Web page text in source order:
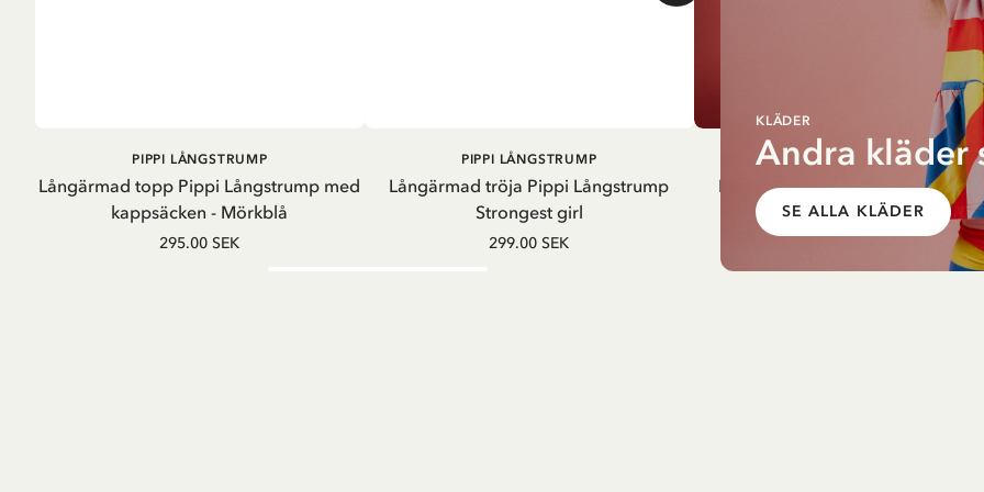
KLÄDER
Andra kläder
SE ALLA KLÄDER
Långärmad topp Pippi Långstrump med
kappsäcken - Mörkblå
PIPPI LÅNGSTRUMP
295.00 SEK
Långärmad tröja Pippi Långstrump
Strongest girl
PIPPI LÅNGSTRUMP
299.00 SEK
LÄGG I
Hängselklänning Pippi
randig - Gul
PIPPI LÅNGSTRUMP